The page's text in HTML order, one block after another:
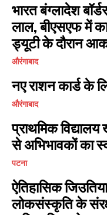
भारत बंग्लादेश
लाल, बीएसएफ में
ड्यूटी के दौरान
औरंगाबाद
नए राशन कार्ड के
औरंगाबाद
प्राथमिक
से अभिभावकों का
पटना
ऐतिहासिक
लोकसंस्कृति के